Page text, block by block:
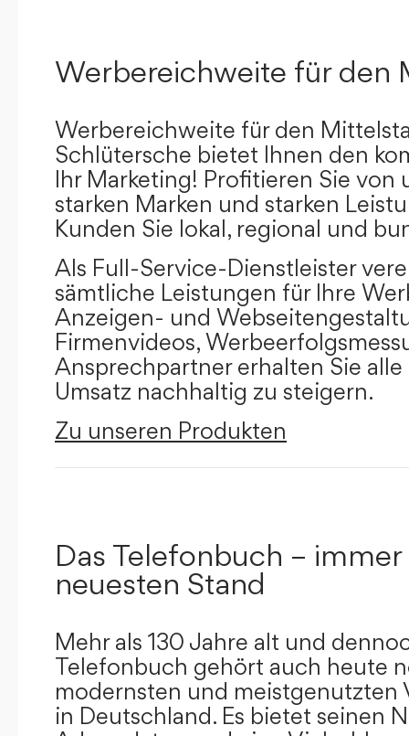
Werbereichweite für den
Werbereichweite für den
Schlütersche bietet Ihnen den
Ihr Marketing! Profitieren Sie von
starken Marken und starken
Kunden Sie lokal, regional und
Als Full-Service-Dienstleister
sämtliche Leistungen für Ihre
Anzeigen- und
Firmenvideos,
Ansprechpartner erhalten Sie
Umsatz nachhaltig zu steigern.
Zu unseren Produkten
Das Telefonbuch –
neuesten Stand
Mehr als 130 Jahre alt und
Telefonbuch gehört auch heute
modernsten und meistgenutzten
in Deutschland. Es bietet seinen